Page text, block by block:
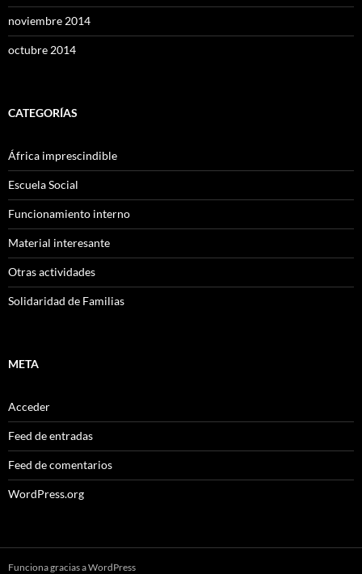
noviembre 2014
octubre 2014
CATEGORÍAS
África imprescindible
Escuela Social
Funcionamiento interno
Material interesante
Otras actividades
Solidaridad de Familias
META
Acceder
Feed de entradas
Feed de comentarios
WordPress.org
Funciona gracias a WordPress